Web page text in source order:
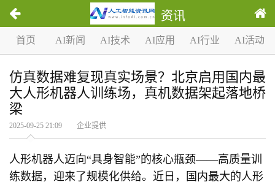
资讯
首页 AI新闻 AI技术 AI应用 AI行业 AI活动
仿真数据难复现真实场景？北京启用国内最
大人形机器人训练场，真机数据架起落地桥
梁
2025-09-25 21:09 企业提供
人形机器人迈向“具身智能”的核心瓶颈——高质量训
练数据，迎来了规模化供给。近日，国内最大的人形